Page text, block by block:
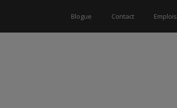
Blogue Contact Emplois